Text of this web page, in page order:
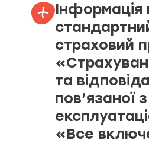
Інформація
страховий
та
пов’язаної з
«Все